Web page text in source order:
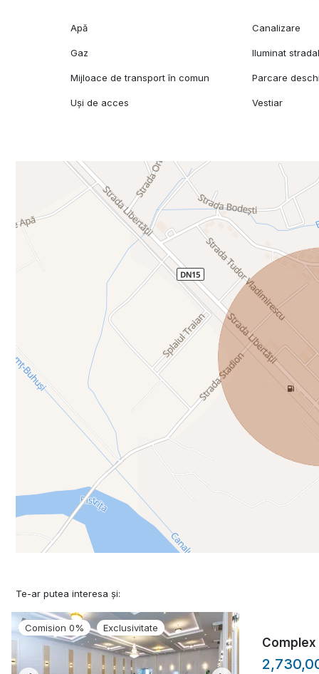
Apă Canalizare
Gaz Iluminat stradal
Mijloace de transport în comun Parcare
Uși de acces Vestiar
Te-ar putea interesa și:
Comision 0% Exclusivitate
Complex